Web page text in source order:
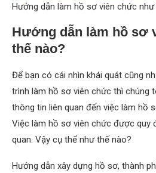
Hướng dẫn làm hồ sơ viên chức
Hướng dẫn làm hồ sơ
thế nào?
Để bạn có cái nhìn khái quát cũng
trình làm hồ sơ viên chức thì chúng
thông tin liên quan đến việc làm hồ
Việc làm hồ sơ viên chức được quy
quan. Vậy cụ thể như thế nào?
Hướng dẫn xây dựng hồ sơ, thành